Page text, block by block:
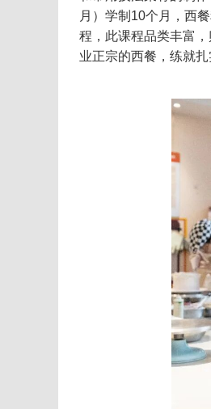
月）学制10个月，西
程，此课程品类丰富
业正宗的西餐，练就扎